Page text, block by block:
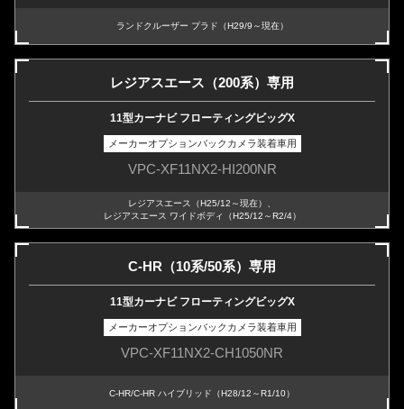
ランドクルーザー プラド（H29/9～現在）
レジアスエース（200系）専用
11型カーナビ フローティングビッグX
メーカーオプションバックカメラ装着車用
VPC-XF11NX2-HI200NR
レジアスエース（H25/12～現在）、
レジアスエース ワイドボディ（H25/12～R2/4）
C-HR（10系/50系）専用
11型カーナビ フローティングビッグX
メーカーオプションバックカメラ装着車用
VPC-XF11NX2-CH1050NR
C-HR/C-HR ハイブリッド（H28/12～R1/10）